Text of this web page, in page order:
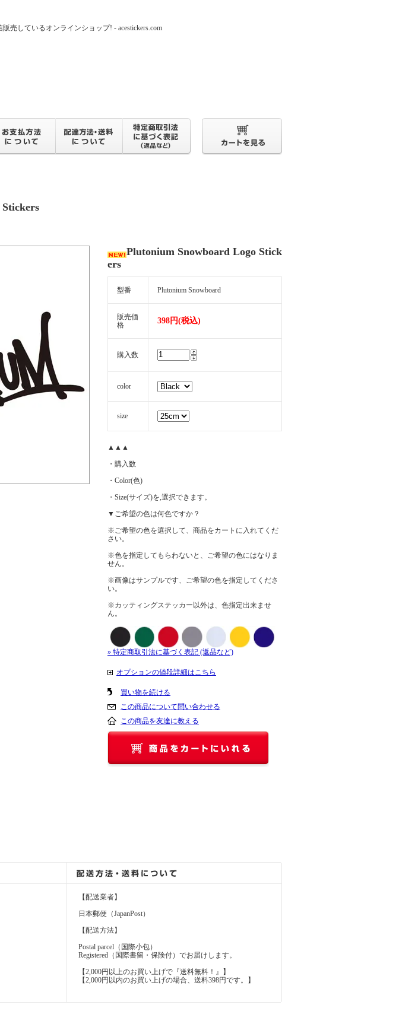
売しているオンラインショップ! - acestickers.com
Plutonium Snowboard Logo Stick
ers
型番 Plutonium Snowboard
販売価
格
398円(税込)
購入数
color
size
▲▲▲
・購入数
・Color(色)
・Size(サイズ)を,選択できます。
▼ご希望の色は何色ですか？
※ご希望の色を選択して、商品をカートに入れてくだ
さい。
※色を指定してもらわないと、ご希望の色にはなりま
せん。
※画像はサンプルです、ご希望の色を指定してくださ
い。
※カッティングステッカー以外は、色指定出来ませ
ん。
» 特定商取引法に基づく表記 (返品など)
オプションの値段詳細はこちら
買い物を続ける
この商品について問い合わせる
この商品を友達に教える
【配送業者】
日本郵便（JapanPost）
【配送方法】
Postal parcel（国際小包）
Registered（国際書留・保険付）でお届けします。
【2,000円以上のお買い上げで『送料無料！』】
【2,000円以内のお買い上げの場合、送料398円です。】